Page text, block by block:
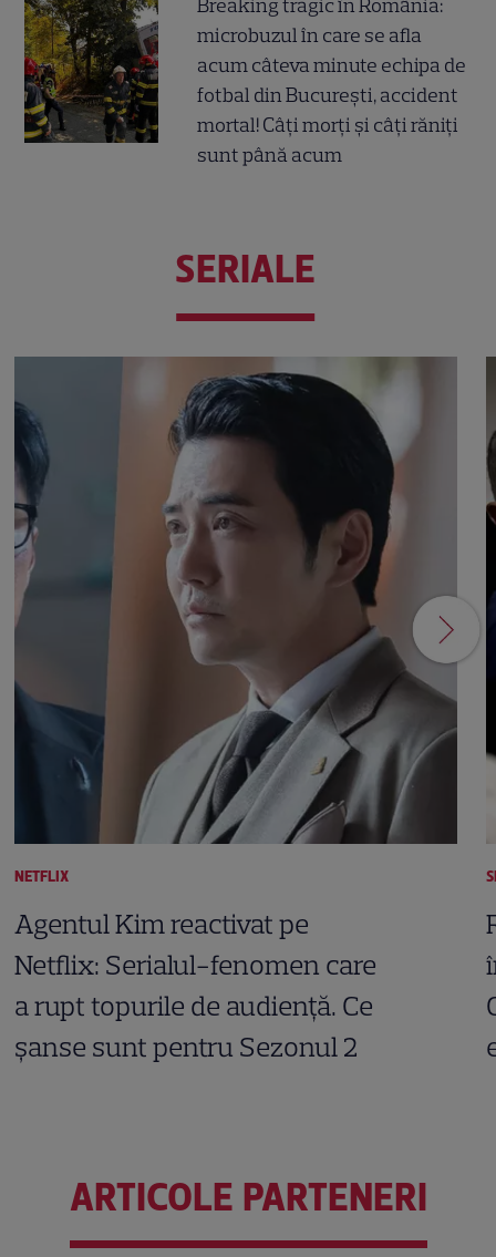
Breaking tragic în România:
microbuzul în care se afla
acum câteva minute echipa de
fotbal din București, accident
mortal! Câți morți și câți răniți
sunt până acum
SERIALE
NETFLIX
Agentul Kim reactivat pe
Netflix: Serialul-fenomen care
a rupt topurile de audiență. Ce
șanse sunt pentru Sezonul 2
ARTICOLE PARTENERI